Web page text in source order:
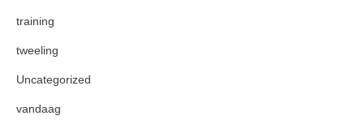
training
tweeling
Uncategorized
vandaag